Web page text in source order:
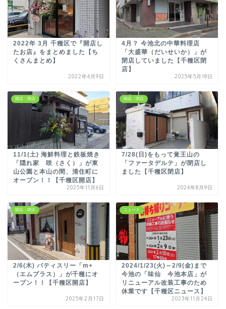
2022年 3月 千種区で『開店し
たお店』をまとめました【ち
くさんまとめ】
2022年4月9日
4月？ 今池北の中華料理店
「大盛華（だいせいか）」が
閉店していました【千種区閉
店】
2025年5月18日
開店・閉店
11/1(土) 海鮮料理と鉄板焼き
「隠れ家 咲（さく）」が東
山公園と本山の間、清住町に
オープン！！【千種区開店】
2025年11月6日
開店・閉店
7/28(日)をもって覚王山の
「ファータデルテ」が閉店し
ました【千種区閉店】
2024年8月9日
開店・閉店
2/6(木) パティスリー「m+
（エムプラス）」が千種にオ
ープン！！【千種区開店】
2025年2月17日
ニュース
2024/1/23(火)～2/9(金)まで
今池の「味仙 今池本店」が
リニューアル改装工事のため
休業です【千種区ニュース】
2023年11月24日